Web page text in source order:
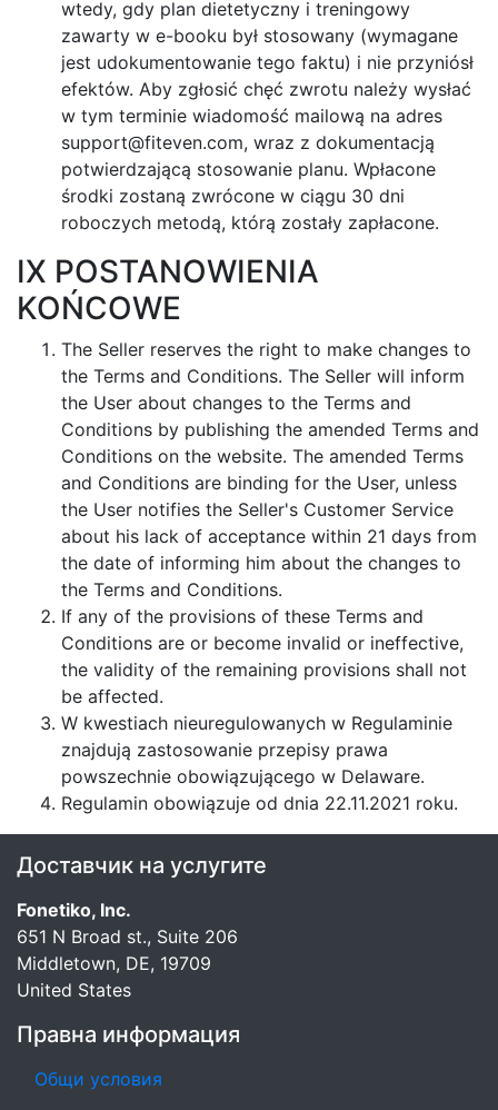
wtedy, gdy plan dietetyczny i treningowy
zawarty w e-booku był stosowany (wymagane
jest udokumentowanie tego faktu) i nie przyniósł
efektów. Aby zgłosić chęć zwrotu należy wysłać
w tym terminie wiadomość mailową na adres
support@fiteven.com, wraz z dokumentacją
potwierdzającą stosowanie planu. Wpłacone
środki zostaną zwrócone w ciągu 30 dni
roboczych metodą, którą zostały zapłacone.
IX POSTANOWIENIA
KOŃCOWE
The Seller reserves the right to make changes to
the Terms and Conditions. The Seller will inform
the User about changes to the Terms and
Conditions by publishing the amended Terms and
Conditions on the website. The amended Terms
and Conditions are binding for the User, unless
the User notifies the Seller's Customer Service
about his lack of acceptance within 21 days from
the date of informing him about the changes to
the Terms and Conditions.
If any of the provisions of these Terms and
Conditions are or become invalid or ineffective,
the validity of the remaining provisions shall not
be affected.
W kwestiach nieuregulowanych w Regulaminie
znajdują zastosowanie przepisy prawa
powszechnie obowiązującego w Delaware.
Regulamin obowiązuje od dnia 22.11.2021 roku.
Доставчик на услугите
Fonetiko, Inc.
651 N Broad st., Suite 206
Middletown, DE, 19709
United States
Правна информация
Общи условия